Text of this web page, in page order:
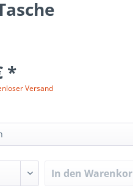
*
Versand
In den